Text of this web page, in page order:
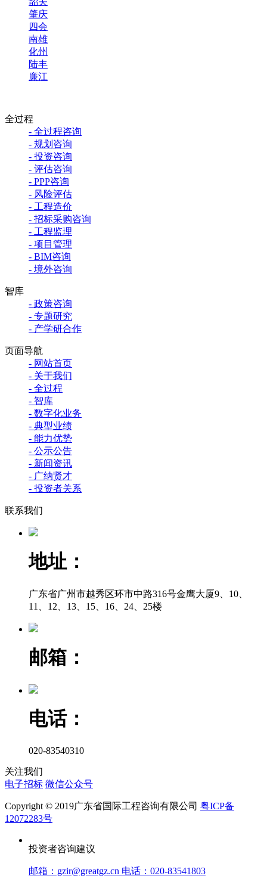
肇庆
四会
南雄
化州
陆丰
廉江
全过程
- 全过程咨询
- 规划咨询
- 投资咨询
- 评估咨询
- PPP咨询
- 风险评估
- 工程造价
- 招标采购咨询
- 工程监理
- 项目管理
- BIM咨询
- 境外咨询
智库
- 政策咨询
- 专题研究
- 产学研合作
页面导航
- 网站首页
- 关于我们
- 全过程
- 智库
- 数字化业务
- 典型业绩
- 能力优势
- 公示公告
- 新闻资讯
- 广纳贤才
- 投资者关系
联系我们
地址：
广东省广州市越秀区环市中路316号金鹰大厦9、10、
11、12、13、15、16、24、25楼
邮箱：
电话：
020-83540310
关注我们
电子招标 微信公众号
Copyright © 2019广东省国际工程咨询有限公司 粤ICP备
12072283号
投资者咨询建议
邮箱：gzir@greatgz.cn 电话：020-83541803